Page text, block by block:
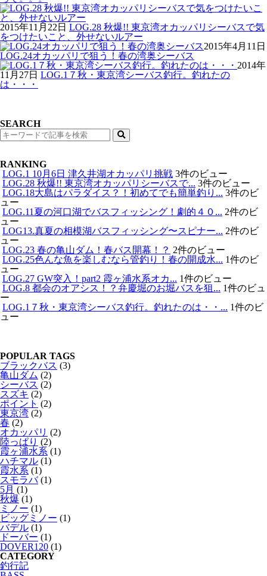
2015年11月22日 LOG.28 秋爆!! 東京湾オカッパリシーバスで気
をつけたいこと、外せないルアー
2015年4月11日
LOG.24オカッパリで狙う！春の湾奥シーバス
2014年
11月27日 LOG.1７秋・東京湾シーバス釣行。釣れたの
は・・・
SEARCH
検
索
RANKING
LOG.1 10月6日 津久井湖オカッパリ挑戦 3件のビュー
LOG.28 秋爆!! 東京湾オカッパリシーバスで... 3件のビュー
LOG.18大島はパラダイス？！初めてでも簡単釣り... 3件のビ
ュー
LOG.11夏の河口湖でバスフィッシング！劇的４０... 2件のビ
ュー
LOG13.真夏の相模湖バスフィッシング〜スピナー... 2件のビ
ュー
LOG.23 春の亀山ダム！春バス開幕！？ 2件のビュー
LOG.25色んな魚を楽しむなら管釣り！春の開成水... 1件のビ
ュー
LOG.27 GW突入！part2 霞ヶ浦水系オカ... 1件のビュー
LOG.8 都会のオアシス！？弁慶堀のお堀バスを狙... 1件のビュ
ー
LOG.1７秋・東京湾シーバス釣行。釣れたのは・・... 1件のビ
ュー
POPULAR TAGS
ブラックバス (3)
亀山ダム (2)
シーバス (2)
スズキ (2)
ポイント (2)
東京湾 (2)
春 (2)
オカッパリ (2)
陸っぱり (2)
霞ヶ浦水系 (1)
ハチマル (1)
霞水系 (1)
スモラバ(1)
5月 (1)
秋爆 (1)
ミノー (1)
ビッグミノー (1)
バデル (1)
ドーバー (1)
DOVER120 (1)
CATEGORY
釣行記